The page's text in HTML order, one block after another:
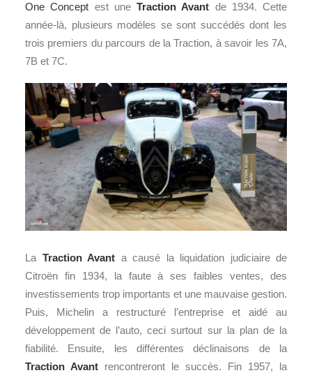
One Concept est une Traction Avant de 1934. Cette
année-là, plusieurs modèles se sont succédés dont les
trois premiers du parcours de la Traction, à savoir les 7A,
7B et 7C.
La Traction Avant a causé la liquidation judiciaire de
Citroën fin 1934, la faute à ses faibles ventes, des
investissements trop importants et une mauvaise gestion.
Puis, Michelin a restructuré l’entreprise et aidé au
développement de l’auto, ceci surtout sur la plan de la
fiabilité. Ensuite, les différentes déclinaisons de la
Traction Avant rencontreront le succès. Fin 1957, la